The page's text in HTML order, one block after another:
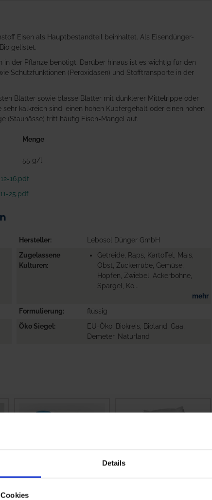
Details
Eisen als Hauptbestandteil beinhaltet. Als Eisendünger-
gelistet.
der Pflanze benötigt. Darüber hinaus ist es wichtig für den
Schutzfunktionen (Peroxidasen) und Stofftransporte in der
Blätter sowie blasse Blätter mit dunklerer Mittelrippe oder
kalkreich sind, einen hohen Kupfergehalt oder einen hohen
(Staunässe) tritt häufig Eisen-Mangel auf.
Menge
55 g/l
16.pdf
25.pdf
Hersteller
Lebosol Dünger GmbH
Zugelassene
Kulturen
Getreide, Raps, Kartoffel, Mais,
Obst, Zuckerrübe, Gemüse,
Hopfen, Zwiebel, Ackerbohne,
Spargel, Ko...
mehr
Formulierung
flüssig
Öko Siegel
EU-Öko, Biokreis, Bioland, Gäa,
Demeter, Naturland